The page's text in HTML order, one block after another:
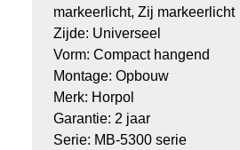
markeerlicht, Zij markeerlicht
Zijde: Universeel
Vorm: Compact hangend
Montage: Opbouw
Merk: Horpol
Garantie: 2 jaar
Serie: MB-5300 serie